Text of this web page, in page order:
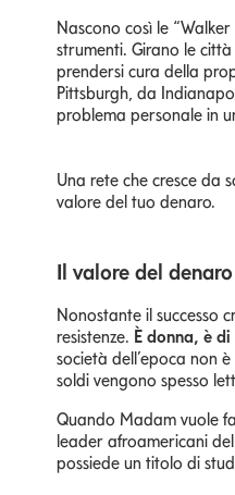
Nascono così le
strumenti. Girano le
prendersi cura della
Pittsburgh, da
problema personale in
Una rete che cresce da
valore del tuo denaro.
Il valore del denaro
Nonostante il successo
resistenze. È donna, è
società dell’epoca non
soldi vengono spesso
Quando Madam vuole
leader afroamericani
possiede un titolo di